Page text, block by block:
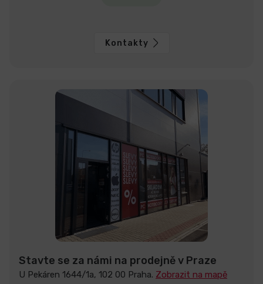
Kontakty
Stavte se za námi na prodejně v Praze
U Pekáren 1644/1a, 102 00 Praha. Zobrazit na mapě